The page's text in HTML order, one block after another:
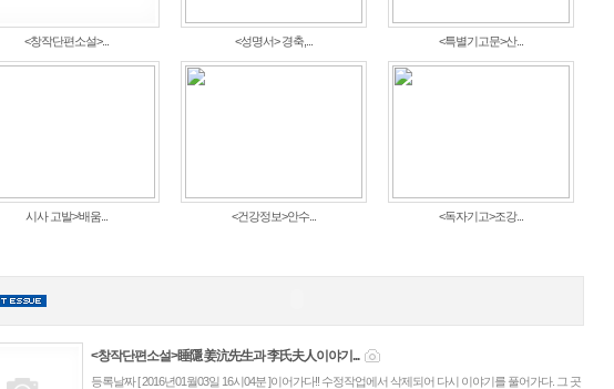
<창작단편소설>... <성명서> 경축,... <특별기고문>산...
시사 고발>‘배움... <건강정보>안수... <독자기고>조강...
<창작단편소설>睡隱 姜沆先生과 李氏夫人이야기...
등록날짜 [ 2016년01월03일 16시04분 ]이어가다!! 수정작업에서 삭제되어 다시 이야기를 풀어가다. 그 곳